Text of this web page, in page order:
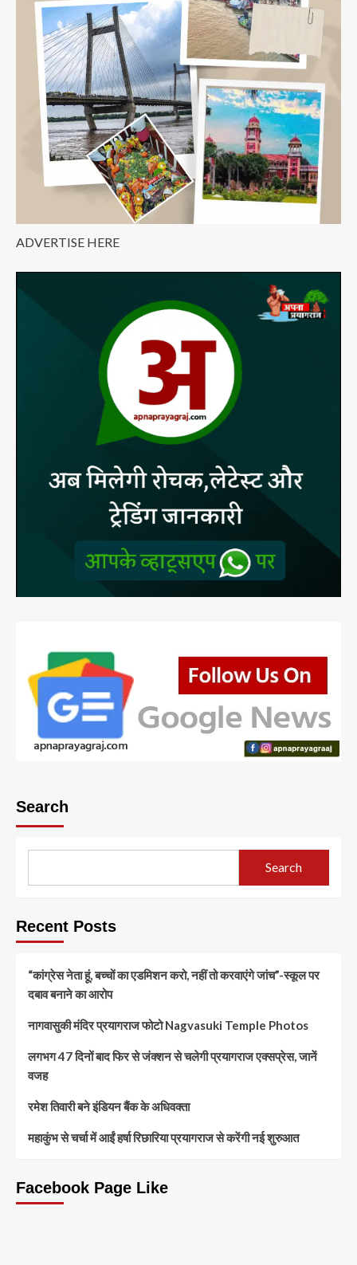
भूतिया
स्टेशन
के
बारे
में?
ADVERTISE HERE
Search
Search
Recent Posts
“कांग्रेस नेता हूं, बच्चों का एडमिशन करो, नहीं तो करवाएंगे जांच”-स्कूल पर
दबाव बनाने का आरोप
नागवासुकी मंदिर प्रयागराज फोटो Nagvasuki Temple Photos
लगभग 47 दिनों बाद फिर से जंक्शन से चलेगी प्रयागराज एक्सप्रेस, जानें
वजह
रमेश तिवारी बने इंडियन बैंक के अधिवक्ता
महाकुंभ से चर्चा में आईं हर्षा रिछारिया प्रयागराज से करेंगी नई शुरुआत
Facebook Page Like